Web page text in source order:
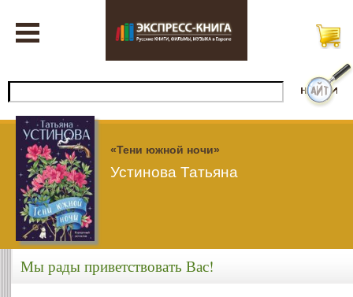
«Тени южной ночи»
Устинова Татьяна
Мы рады приветствовать Вас!